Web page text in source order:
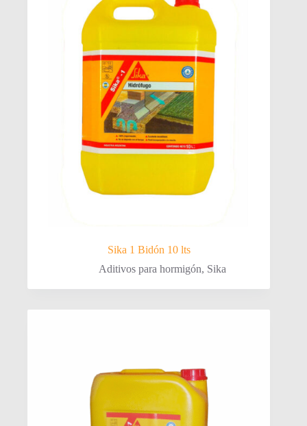
Sika 1 Bidón 10 lts
Aditivos para hormigón, Sika